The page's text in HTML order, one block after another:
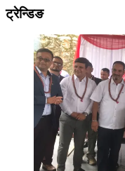
ट्रेन्डिङ